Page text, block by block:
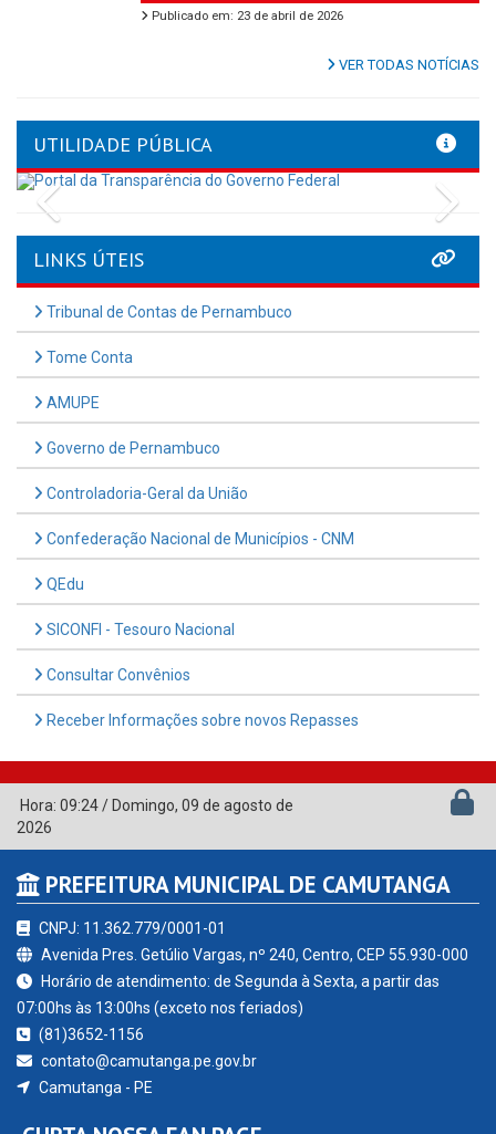
Publicado em: 23 de abril de 2026
VER TODAS NOTÍCIAS
UTILIDADE PÚBLICA
Previous
LINKS ÚTEIS
Tribunal de Contas de Pernambuco
Tome Conta
AMUPE
Governo de Pernambuco
Controladoria-Geral da União
Confederação Nacional de Municípios - CNM
QEdu
SICONFI - Tesouro Nacional
Consultar Convênios
Receber Informações sobre novos Repasses
Hora: 09:24/ Domingo, 09 de agosto de
2026
PREFEITURA MUNICIPAL DE CAMUTANGA
CNPJ: 11.362.779/0001-01
Avenida Pres. Getúlio Vargas, nº 240, Centro, CEP 55.930-000
Horário de atendimento: de Segunda à Sexta, a partir das
07:00hs às 13:00hs (exceto nos feriados)
(81)3652-1156
contato@camutanga.pe.gov.br
Camutanga - PE